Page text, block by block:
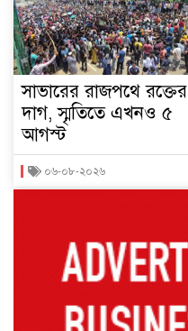
সাভারের রাজপথে রক্তের
দাগ, স্মৃতিতে এখনও ৫
আগস্ট
০৬-০৮-২০২৬